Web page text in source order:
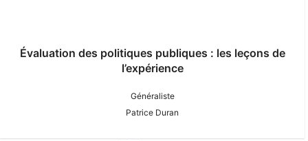
Évaluation des politiques publiques : les leçons de
l’expérience
Généraliste
Patrice Duran